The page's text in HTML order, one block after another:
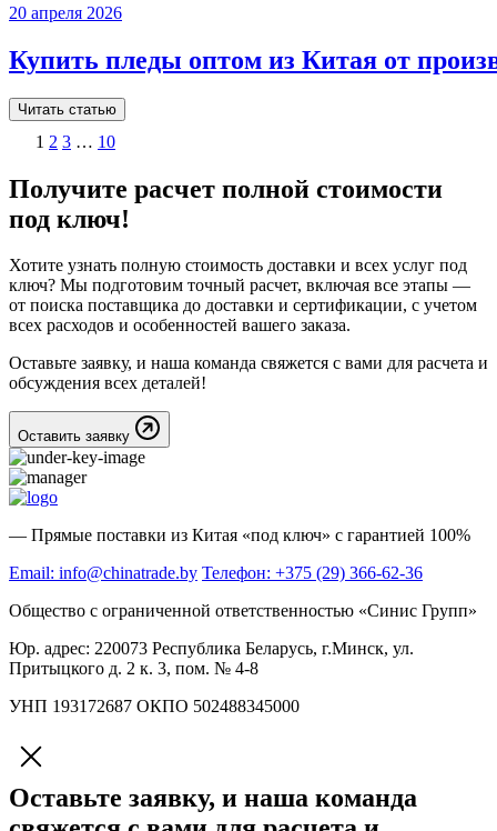
20 апреля 2026
Купить пледы оптом из Китая от
Читать статью
1 2 3 … 10
Получите расчет полной стоимости
под ключ!
Хотите узнать полную стоимость доставки и всех услуг под
ключ? Мы подготовим точный расчет, включая все этапы —
от поиска поставщика до доставки и сертификации, с учетом
всех расходов и особенностей вашего заказа.
Оставьте заявку, и наша команда свяжется с вами для расчета и
обсуждения всех деталей!
Оставить заявку
— Прямые поставки из Китая «под ключ» с гарантией 100%
Email: info@chinatrade.by Телефон: +375 (29) 366-62-36
Общество с ограниченной ответственностью «Синис Групп»
Юр. адрес: 220073 Республика Беларусь, г.Минск, ул.
Притыцкого д. 2 к. 3, пом. № 4-8
УНП 193172687 ОКПО 502488345000
Оставьте заявку, и наша команда